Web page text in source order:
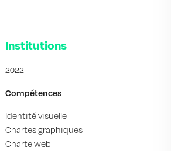
Institutions
2022
Compétences
Identité visuelle
Chartes graphiques
Charte web